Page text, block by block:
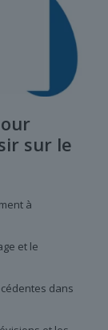
sur le
à
et le
dans